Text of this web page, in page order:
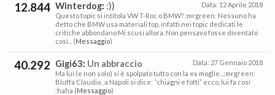
12.844 Data: 12 Aprile 2018
Winterdog: :))
Questo topic si intitola VW T-Roc o BMW? :mrgreen: Nessuno ha
detto che BMW usa materiali top, infatti nei topic dedicati le
critiche abbondano Mi scusi allora. Non pensavo fosse diventato
così... (Messaggio)
40.292 Data: 27 Gennaio 2018
Gigi63: Un abbraccio
Ma lui (e non solo) si è spolpato tutto con la ex moglie...:mrgreen:
Bluffa Claudio , a Napoli si dice: “chiagni e fotti” ecco, lui fa così
:haha (Messaggio)